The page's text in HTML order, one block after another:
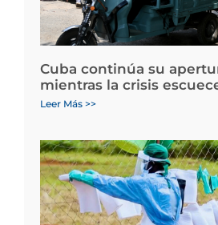
Cuba continúa su
mientras la crisis
Leer Más >>